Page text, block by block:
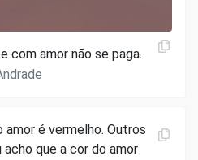
com amor não se paga.
é vermelho. Outros
acho que a cor do amor